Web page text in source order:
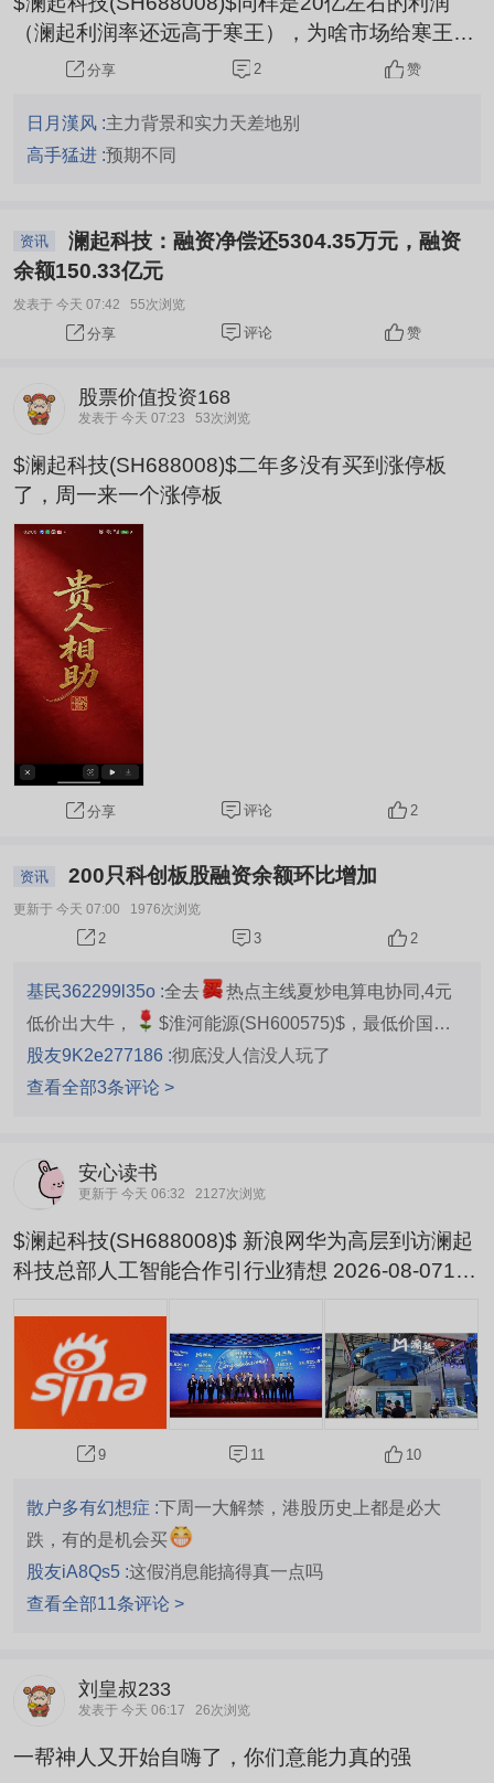
（澜起利润率还远高于寒王），为啥市场给寒王的
定价是澜起2.9倍呢...
分享 2 赞
日月漢风 :主力背景和实力天差地别
高手猛进 :预期不同
资讯
澜起科技：融资净偿还5304.35万元，融资
余额150.33亿元
发表于 今天 07:42 55次浏览
分享 评论 赞
股票价值投资168
发表于 今天 07:23 53次浏览
$澜起科技(SH688008)$二年多没有买到涨停板
了，周一来一个涨停板
分享 评论 2
资讯 200只科创板股融资余额环比增加
更新于 今天 07:00 1976次浏览
2 3 2
基民362299l35o :全去
热点主线夏炒电算电协同,4元
低价出大牛，
$淮河能源(SH600575)$，最低价国企
高分红电力股，有煤碳资源火电绿电风光电安徽国家级芜
湖&淮南中移动电信华为电算集群中心一体化龙头潜力，
股友9K2e277186 :彻底没人信没人玩了
查看全部3条评论 >
安心读书
更新于 今天 06:32 2127次浏览
$澜起科技(SH688008)$ 新浪网华为高层到访澜起
科技总部人工智能合作引行业猜想 2026-08-0718:
——华为多位高层现身澜起科技位于上海的总部,这
一动态迅速吸引了行业目光,两大在各自领域颇具影
响力的企业,或即将在技术创新与业务拓展等层面展
开深入探讨。 当日上午,在澜起高层领导陪同下,华
为方面一行参观了该公司展示中心,对其在人工智能
9 11 10
散户多有幻想症 :下周一大解禁，港股历史上都是必大
跌，有的是机会买
股友iA8Qs5 :这假消息能搞得真一点吗
查看全部11条评论 >
刘皇叔233
发表于 今天 06:17 26次浏览
一帮神人又开始自嗨了，你们意能力真的强